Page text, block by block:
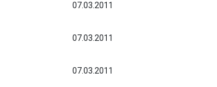
07.03.2011
07.03.2011
07.03.2011